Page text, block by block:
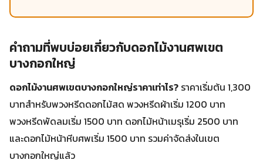
คำถามที่พบบ่อยเกี่ยวกับดอกไม้งานศพเขต
บางกอกใหญ่
ดอกไม้งานศพเขตบางกอกใหญ่ราคาเท่าไร? ราคาเริ่มต้น 1,300
บาทสำหรับพวงหรีดดอกไม้สด พวงหรีดผ้าเริ่ม 1200 บาท
พวงหรีดพัดลมเริ่ม 1500 บาท ดอกไม้หน้าเมรุเริ่ม 2500 บาท
และดอกไม้หน้าหีบศพเริ่ม 1500 บาท รวมค่าจัดส่งในเขต
บางกอกใหญ่แล้ว